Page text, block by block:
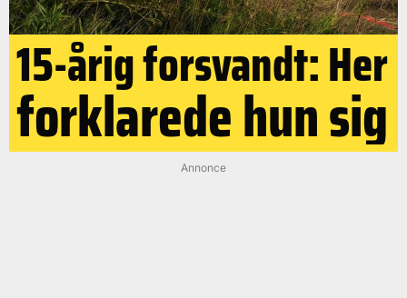
15-årig forsvandt: Her
forklarede hun sig
Annonce